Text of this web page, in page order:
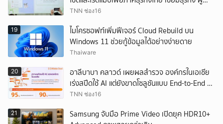
บริโภค และพาร์ทเนอร์ สู่การเติบโตได้อย่างยั่งยืน
TNN ช่อง16
19
ไมโครซอฟท์เพิ่มฟีเจอร์ Cloud Rebuild บน
Windows 11 ช่วยกู้ข้อมูลได้อย่างง่ายดาย
Thaiware
20
อาลีบาบา คลาวด์ เผยผลสำรวจ องค์กรในเอเชีย
เร่งสปีดใช้ AI แต่ยังขาดโซลูชันแบบ End-to-End ที่
ปลอดภัย
TNN ช่อง16
21
Samsung จับมือ Prime Video เปิดยุค HDR10+